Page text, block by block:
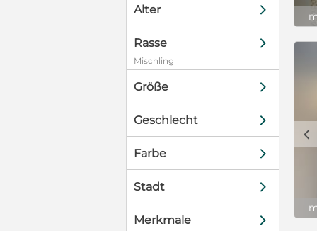
Alter d
Rasse d
Mischling
Größe d
Geschlecht d
Farbe d
Stadt d
Merkmale d
c